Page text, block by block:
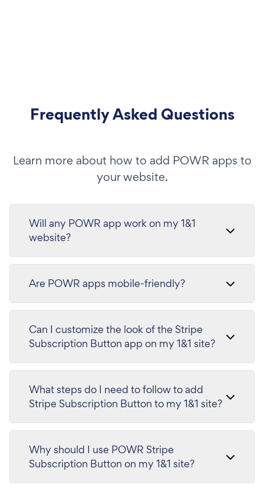
Frequently Asked Questions
Learn more about how to add POWR apps to
your website.
Will any POWR app work on my 1&1
website?
Are POWR apps mobile-friendly?
Can I customize the look of the Stripe
Subscription Button app on my 1&1 site?
What steps do I need to follow to add
Stripe Subscription Button to my 1&1 site?
Why should I use POWR Stripe
Subscription Button on my 1&1 site?